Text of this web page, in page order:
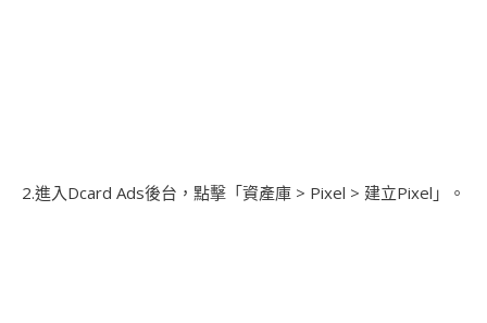
2.進入Dcard Ads後台，點擊「資產庫 > Pixel > 建立Pixel」。